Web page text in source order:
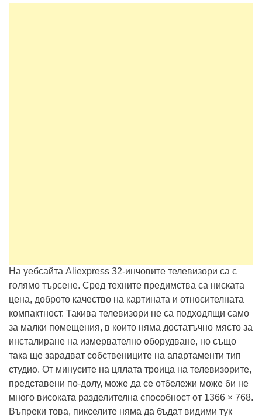
На уебсайта Aliexpress 32-инчовите телевизори са с
голямо търсене. Сред техните предимства са ниската
цена, доброто качество на картината и относителната
компактност. Такива телевизори не са подходящи само
за малки помещения, в които няма достатъчно място за
инсталиране на измервателно оборудване, но също
така ще зарадват собствениците на апартаменти тип
студио. От минусите на цялата троица на телевизорите,
представени по-долу, може да се отбележи може би не
много високата разделителна способност от 1366 × 768.